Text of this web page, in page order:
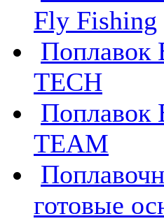
Fly Fishing
Поплавок
TECH
Поплавок
TEAM
готовые